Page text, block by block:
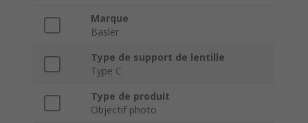
Marque
Basler
Type de support de lentille
Type C
Type de produit
Objectif photo